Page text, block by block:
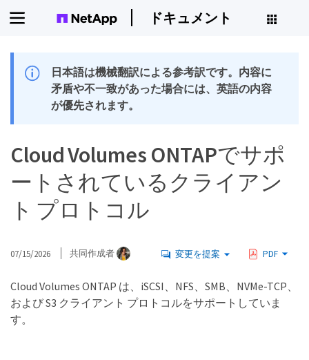
ドキュメント
日本語は機械翻訳による参考訳です。内容に
矛盾や不一致があった場合には、英語の内容
が優先されます。
Cloud Volumes ONTAPでサポ
ートされているクライアン
ト プロトコル
07/15/2026 共同作成者 変更を提案 PDF
Cloud Volumes ONTAP は、iSCSI、NFS、SMB、NVMe-TCP、
および S3 クライアント プロトコルをサポートしていま
す。